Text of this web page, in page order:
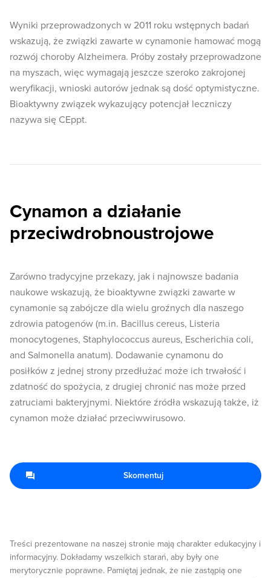
Wyniki przeprowadzonych w 2011 roku wstępnych badań
wskazują, że związki zawarte w cynamonie hamować mogą
rozwój choroby Alzheimera. Próby zostały przeprowadzone
na myszach, więc wymagają jeszcze szeroko zakrojonej
weryfikacji, wnioski autorów jednak są dość optymistyczne.
Bioaktywny związek wykazujący potencjał leczniczy
nazywa się CEppt.
Cynamon a działanie
przeciwdrobnoustrojowe
Zarówno tradycyjne przekazy, jak i najnowsze badania
naukowe wskazują, że bioaktywne związki zawarte w
cynamonie są zabójcze dla wielu groźnych dla naszego
zdrowia patogenów (m.in. Bacillus cereus, Listeria
monocytogenes, Staphylococcus aureus, Escherichia coli,
and Salmonella anatum). Dodawanie cynamonu do
posiłków z jednej strony przedłużać może ich trwałość i
zdatność do spożycia, z drugiej chronić nas może przed
zatruciami bakteryjnymi. Niektóre źródła wskazują także, iż
cynamon może działać przeciwwirusowo.
Treści prezentowane na naszej stronie mają charakter edukacyjny i
informacyjny. Dokładamy wszelkich starań, aby były one
merytorycznie poprawne. Pamiętaj jednak, że nie zastąpią one
Skomentuj